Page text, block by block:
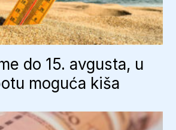
do 15. avgusta, u
moguća kiša